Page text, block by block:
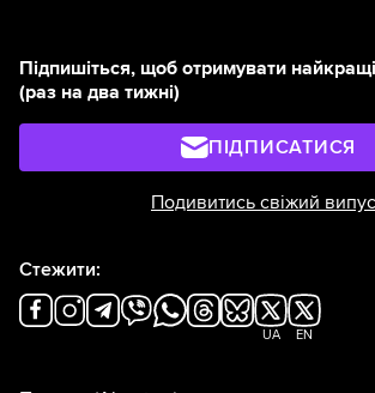
Підпишіться, щоб отримувати
(раз на два тижні)
ПІДПИСАТИСЯ
Подивитись свіжий
Стежити:
UA EN